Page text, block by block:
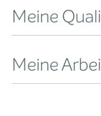
Meine
Meine